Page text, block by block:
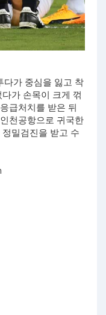
다가 중심을 잃고 착
가 손목이 크게 꺾
급처치를 받은 뒤
천공항으로 귀국한
밀검진을 받고 수